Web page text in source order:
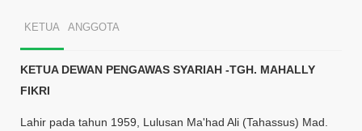
KETUA ANGGOTA
KETUA DEWAN PENGAWAS SYARIAH -TGH. MAHALLY
FIKRI
Lahir pada tahun 1959, Lulusan Ma'had Ali (Tahassus) Mad.